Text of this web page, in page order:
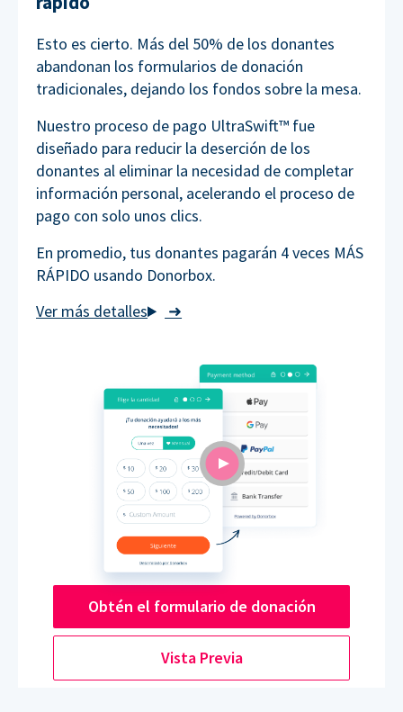
➜
Esto es cierto. Más del 50% de los donantes
abandonan los formularios de donación
tradicionales, dejando los fondos sobre la mesa.
Nuestro proceso de pago UltraSwift™ fue
diseñado para reducir la deserción de los
donantes al eliminar la necesidad de completar
información personal, acelerando el proceso de
pago con solo unos clics.
En promedio, tus donantes pagarán 4 veces MÁS
RÁPIDO usando Donorbox.
Obtén el formulario de donación
Vista Previa